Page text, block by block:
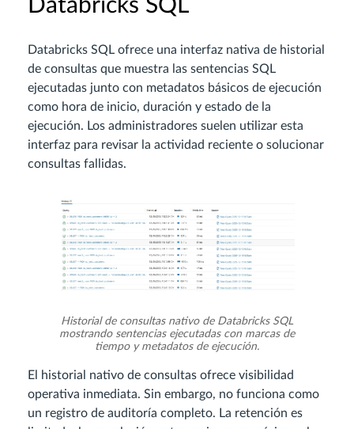
Databricks SQL
Databricks SQL ofrece una interfaz nativa de historial
de consultas que muestra las sentencias SQL
ejecutadas junto con metadatos básicos de ejecución
como hora de inicio, duración y estado de la
ejecución. Los administradores suelen utilizar esta
interfaz para revisar la actividad reciente o solucionar
consultas fallidas.
Historial de consultas nativo de Databricks SQL
mostrando sentencias ejecutadas con marcas de
tiempo y metadatos de ejecución.
El historial nativo de consultas ofrece visibilidad
operativa inmediata. Sin embargo, no funciona como
un registro de auditoría completo. La retención es